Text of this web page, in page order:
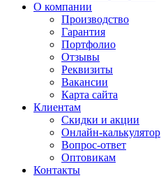
О компании
Производство
Гарантия
Портфолио
Отзывы
Реквизиты
Вакансии
Карта сайта
Клиентам
Скидки и акции
Онлайн-калькулятор
Вопрос-ответ
Оптовикам
Контакты